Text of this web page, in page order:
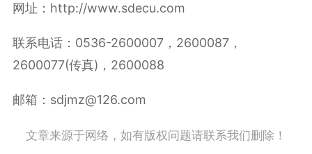
网址：http://www.sdecu.com
联系电话：0536-2600007，2600087，
2600077(传真)，2600088
邮箱：sdjmz@126.com
文章来源于网络，如有版权问题请联系我们删除！